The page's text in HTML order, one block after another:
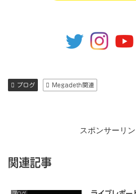
ブログ Megadeth関連
スポンサーリン
関連記事